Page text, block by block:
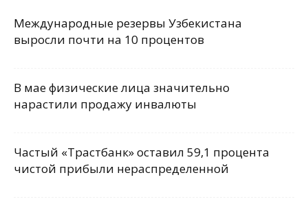
Международные резервы Узбекистана
выросли почти на 10 процентов
В мае физические лица значительно
нарастили продажу инвалюты
Частый «Трастбанк» оставил 59,1 процента
чистой прибыли нераспределенной